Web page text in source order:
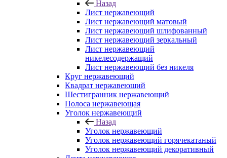
Назад
Лист нержавеющий
Лист нержавеющий матовый
Лист нержавеющий шлифованный
Лист нержавеющий зеркальный
Лист нержавеющий
никелесодержащий
Лист нержавеющий без никеля
Круг нержавеющий
Квадрат нержавеющий
Шестигранник нержавеющий
Полоса нержавеющая
Уголок нержавеющий
Назад
Уголок нержавеющий
Уголок нержавеющий горячекатаный
Уголок нержавеющий декоративный